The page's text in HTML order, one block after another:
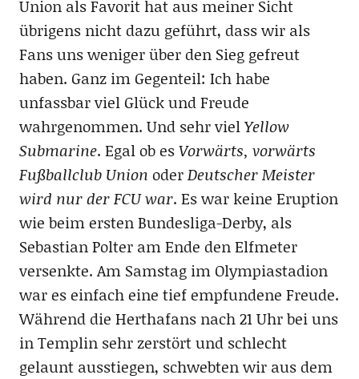
Union als Favorit hat aus meiner Sicht
übrigens nicht dazu geführt, dass wir als
Fans uns weniger über den Sieg gefreut
haben. Ganz im Gegenteil: Ich habe
unfassbar viel Glück und Freude
wahrgenommen. Und sehr vielYellow
Submarine. Egal ob esVorwärts, vorwärts
Fußballclub Union oderDeutscher Meister
wird nur der FCU war. Es war keine Eruption
wie beim ersten Bundesliga-Derby, als
Sebastian Polter am Ende den Elfmeter
versenkte. Am Samstag im Olympiastadion
war es einfach eine tief empfundene Freude.
Während die Herthafans nach 21 Uhr bei uns
in Templin sehr zerstört und schlecht
gelaunt ausstiegen, schwebten wir aus dem